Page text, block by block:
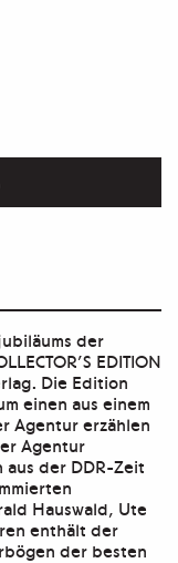
der
EDITION
Die Edition
einen aus einem
Agentur erzählen
Agentur
der DDR-Zeit
Hauswald, Ute
enthält der
der besten